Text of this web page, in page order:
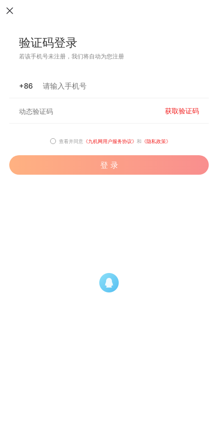
验证码登录
若该手机号未注册，我们将自动为您注册
+86
获取验证码
查看并同意 《九机网用户服务协议》 和 《隐私政策》
登 录